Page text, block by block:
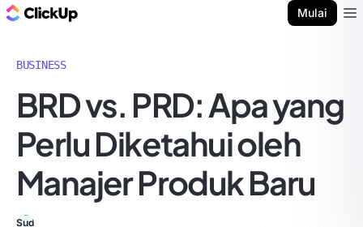
Mulai
BUSINESS
BRD vs. PRD: Apa yang
Perlu Diketahui oleh
Manajer Produk Baru